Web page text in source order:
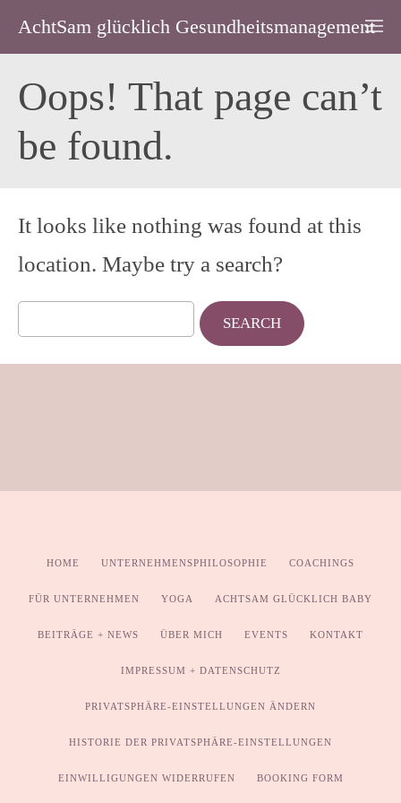
AchtSam glücklich Gesundheitsmanagement
Oops! That page can’t
be found.
It looks like nothing was found at this
location. Maybe try a search?
for:
HOME UNTERNEHMENSPHILOSOPHIE COACHINGS
FÜR UNTERNEHMEN YOGA ACHTSAM GLÜCKLICH BABY
BEITRÄGE + NEWS ÜBER MICH EVENTS KONTAKT
IMPRESSUM + DATENSCHUTZ
PRIVATSPHÄRE-EINSTELLUNGEN ÄNDERN
HISTORIE DER PRIVATSPHÄRE-EINSTELLUNGEN
EINWILLIGUNGEN WIDERRUFEN BOOKING FORM